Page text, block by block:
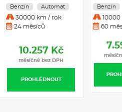
7DCT 4x2 1,6 T-
GDi / 110kW
Benzín Automat
30000 km / rok
24 měsíců
PROHLÉDNOUT
10.257 Kč
měsíčně bez DPH
kWh
Elektro
36
Benzín
60